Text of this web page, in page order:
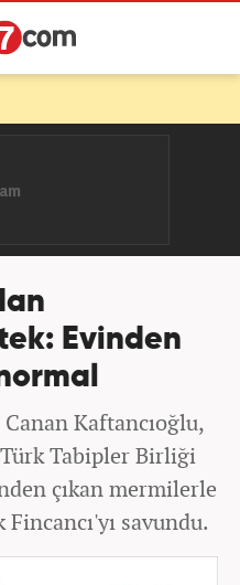
Evinden
Kaftancıoğlu,
Tabipler Birliği
çıkan mermilerle
Fincancı'yı savundu.